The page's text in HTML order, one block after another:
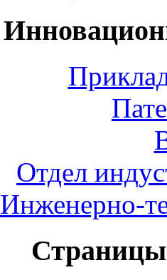
Отдел
Инженерно-
Страницы